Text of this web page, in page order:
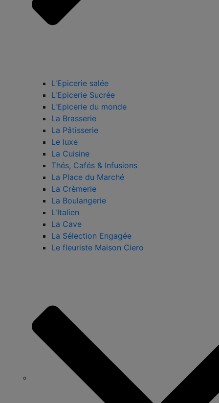
L'Epicerie salée
L'Epicerie Sucrée
L'Epicerie du monde
La Brasserie
La Pâtisserie
Le luxe
La Cuisine
Thés, Cafés & Infusions
La Place du Marché
La Crèmerie
La Boulangerie
L'Italien
La Cave
La Sélection Engagée
Le fleuriste Maison Ciero